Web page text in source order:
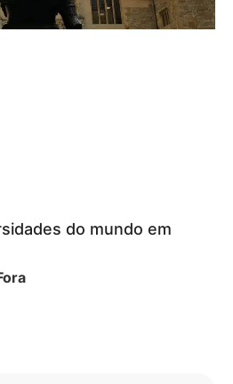
do mundo em